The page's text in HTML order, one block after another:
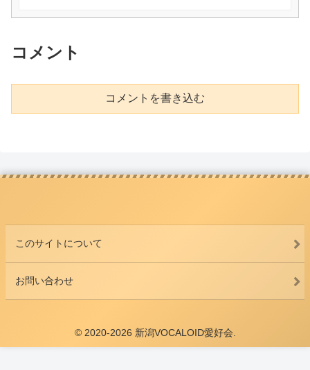
コメント
コメントを書き込む
このサイトについて
お問い合わせ
© 2020-2026 新潟VOCALOID愛好会.